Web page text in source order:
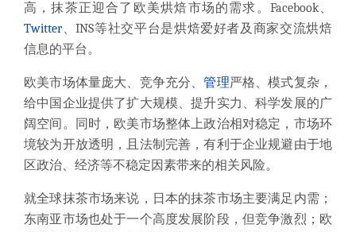
高，抹茶正迎合了欧美烘焙市场的需求。Facebook、
Twitter、INS等社交平台是烘焙爱好者及商家交流烘焙
信息的平台。
欧美市场体量庞大、竞争充分、管理严格、模式复杂，
给中国企业提供了扩大规模、提升实力、科学发展的广
阔空间。同时，欧美市场整体上政治相对稳定，市场环
境较为开放透明，且法制完善，有利于企业规避由于地
区政治、经济等不稳定因素带来的相关风险。
就全球抹茶市场来说，日本的抹茶市场主要满足内需；
东南亚市场也处于一个高度发展阶段，但竞争激烈；欧